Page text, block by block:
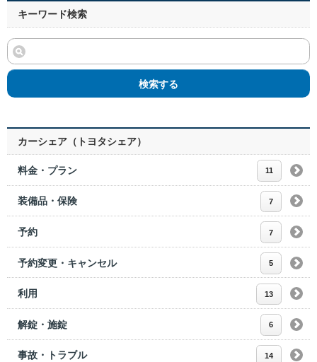
キーワード検索
検索する
カーシェア（トヨタシェア）
料金・プラン 11
装備品・保険 7
予約 7
予約変更・キャンセル 5
利用 13
解錠・施錠 6
事故・トラブル 14